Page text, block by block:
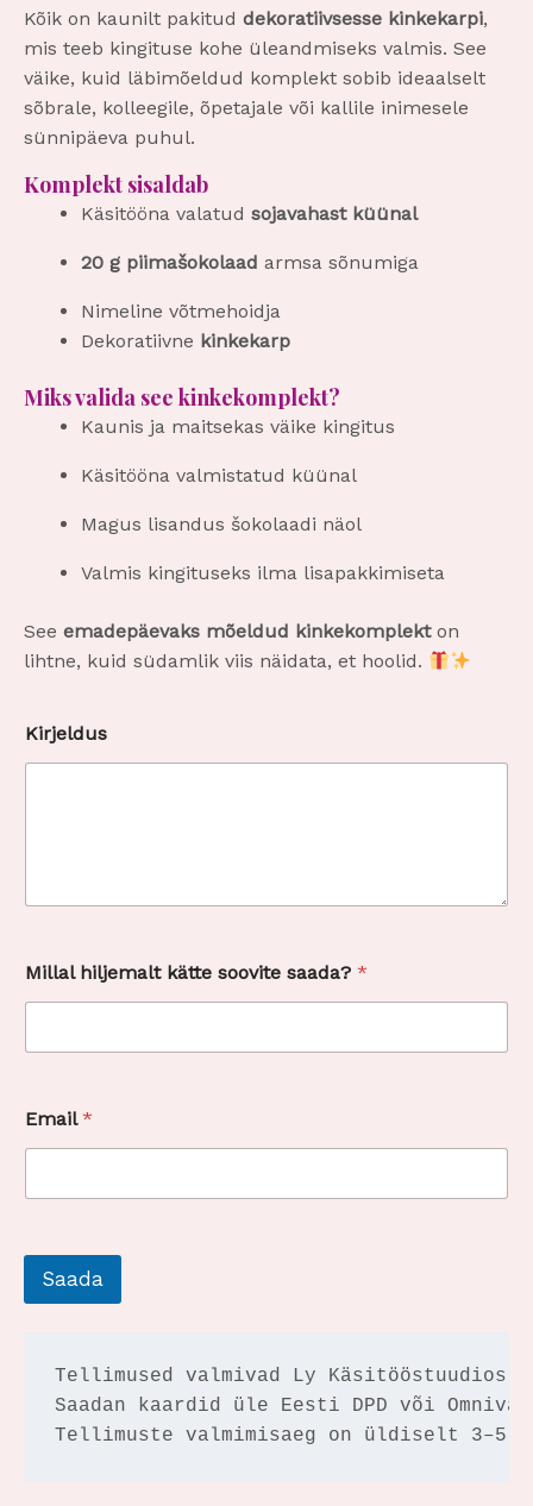
Kõik on kaunilt pakitud dekoratiivsesse kinkekarpi,
mis teeb kingituse kohe üleandmiseks valmis. See
väike, kuid läbimõeldud komplekt sobib ideaalselt
sõbrale, kolleegile, õpetajale või kallile inimesele
sünnipäeva puhul.
Komplekt sisaldab
Käsitööna valatud sojavahast küünal
20 g piimašokolaad armsa sõnumiga
Nimeline võtmehoidja
Dekoratiivne kinkekarp
Miks valida see kinkekomplekt?
Kaunis ja maitsekas väike kingitus
Käsitööna valmistatud küünal
Magus lisandus šokolaadi näol
Valmis kingituseks ilma lisapakkimiseta
See emadepäevaks mõeldud kinkekomplekton
lihtne, kuid südamlik viis näidata, et hoolid.
Kirjeldus
Millal hiljemalt kätte soovite saada? *
i
l
a
i
j
Email*
Saada
Tellimused valmivad Ly Käsitööstuudios
Saadan kaardid üle Eesti DPD või Omniva
Tellimuste valmimisaeg on üldiselt 3–5